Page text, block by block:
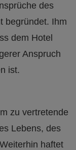
des
begründet. Ihm
dem Hotel
Anspruch
ist.
zu vertretende
Lebens, des
haftet